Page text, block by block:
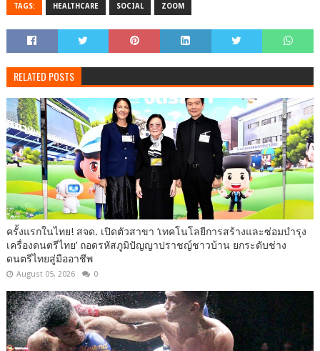
TAGS: HEALTHCARE SOCIAL ZOOM
RELATED POSTS
ครั้งแรกในไทย! สจด. เปิดตัวสาขา ‘เทคโนโลยีการสร้างและซ่อมบำรุง
เครื่องดนตรีไทย’ ​ถอดรหัสภูมิปัญญาปราชญ์ชาวบ้าน ยกระดับช่าง
ดนตรีไทยสู่มืออาชีพ
August 05, 2026 0